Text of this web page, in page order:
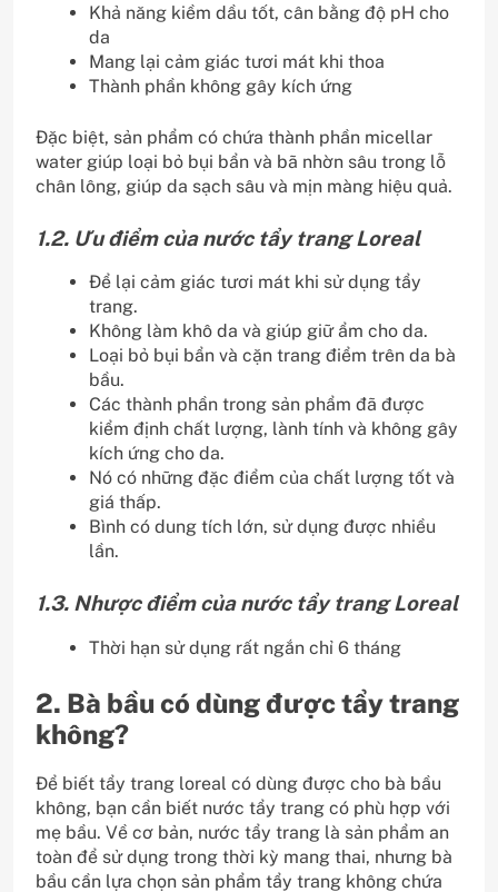
Khả năng kiềm dầu tốt, cân bằng độ pH cho
da
Mang lại cảm giác tươi mát khi thoa
Thành phần không gây kích ứng
Đặc biệt, sản phẩm có chứa thành phần micellar
water giúp loại bỏ bụi bẩn và bã nhờn sâu trong lỗ
chân lông, giúp da sạch sâu và mịn màng hiệu quả.
1.2. Ưu điểm của nước tẩy trang Loreal
Để lại cảm giác tươi mát khi sử dụng tẩy
trang.
Không làm khô da và giúp giữ ẩm cho da.
Loại bỏ bụi bẩn và cặn trang điểm trên da bà
bầu.
Các thành phần trong sản phẩm đã được
kiểm định chất lượng, lành tính và không gây
kích ứng cho da.
Nó có những đặc điểm của chất lượng tốt và
giá thấp.
Bình có dung tích lớn, sử dụng được nhiều
lần.
1.3. Nhược điểm của nước tẩy trang Loreal
Thời hạn sử dụng rất ngắn chỉ 6 tháng
2. Bà bầu có dùng được tẩy trang
không?
Để biết tẩy trang loreal có dùng được cho bà bầu
không, bạn cần biết nước tẩy trang có phù hợp với
mẹ bầu. Về cơ bản, nước tẩy trang là sản phẩm an
toàn để sử dụng trong thời kỳ mang thai, nhưng bà
bầu cần lựa chọn sản phẩm tẩy trang không chứa